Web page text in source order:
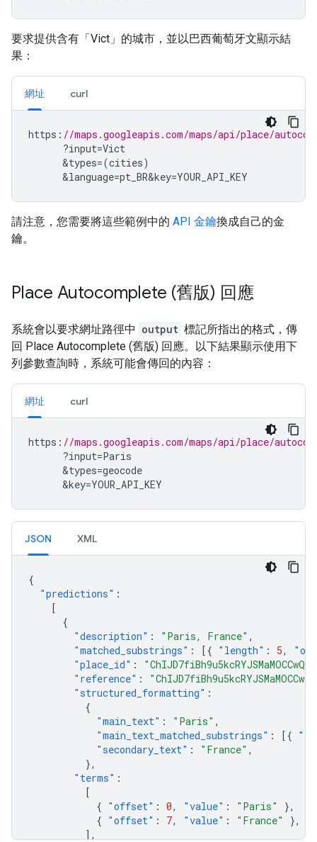
要求提供含有「Vict」的城市，並以巴西葡萄牙文顯示結
果：
網址 curl
https : //maps.googleapis.com/maps/api/place/
?input=Vict
&types=(cities)
&language=pt_BR&key=YOUR_API_KEY
請注意，您需要將這些範例中的 API 金鑰換成自己的金
鑰。
Place Autocomplete (舊版) 回應
系統會以要求網址路徑中 output 標記所指出的格式，傳
回 Place Autocomplete (舊版) 回應。以下結果顯示使用下
列參數查詢時，系統可能會傳回的內容：
網址 curl
https : //maps.googleapis.com/maps/api/place/
?input=Paris
&types=geocode
&key=YOUR_API_KEY
JSON XML
{
"predictions" :
[
{
"description" : "Paris, France" ,
"matched_substrings" : [{ "length" : 5,
"place_id" : "ChIJD7fiBh9u5kcRYJSMaMOCCwQ"
"reference" :
"ChIJD7fiBh9u5kcRYJSMaMOCCwQ"
"structured_formatting" :
{
"main_text" : "Paris" ,
"main_text_matched_substrings" : [{
"secondary_text" : "France" ,
},
"terms" :
[
{ "offset" : 0, "value" : "Paris"
},
{ "offset" : 7, "value" : "France"
},
],